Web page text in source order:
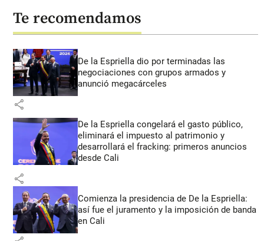
Te recomendamos
De la Espriella dio por terminadas las
negociaciones con grupos armados y
anunció megacárceles
share
De la Espriella congelará el gasto público,
eliminará el impuesto al patrimonio y
desarrollará el fracking: primeros anuncios
desde Cali
share
Comienza la presidencia de De la Espriella:
así fue el juramento y la imposición de banda
en Cali